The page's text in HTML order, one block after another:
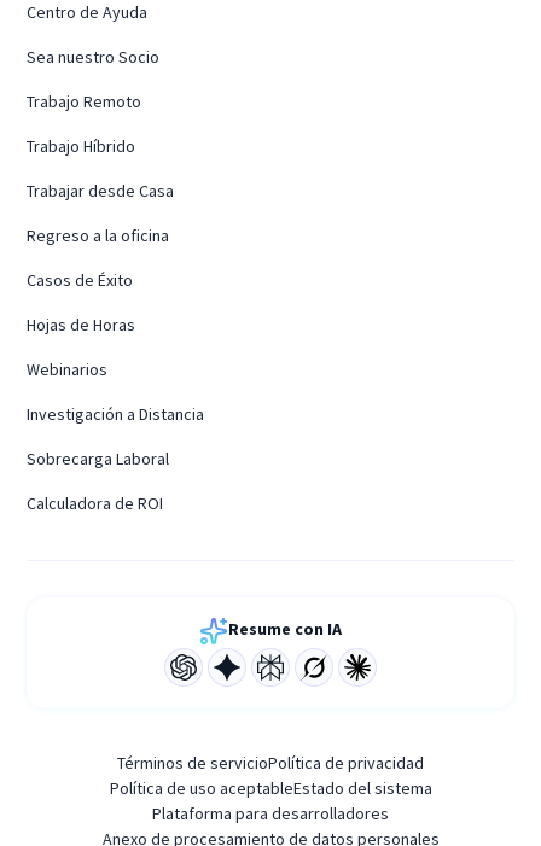
Centro de Ayuda
Sea nuestro Socio
Trabajo Remoto
Trabajo Híbrido
Trabajar desde Casa
Regreso a la oficina
Casos de Éxito
Hojas de Horas
Webinarios
Investigación a Distancia
Sobrecarga Laboral
Calculadora de ROI
Resume con IA
Términos de servicioPolítica de privacidad
Política de uso aceptableEstado del sistema
Plataforma para desarrolladores
Anexo de procesamiento de datos personales